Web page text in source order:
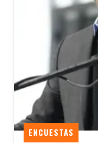
ENCUESTAS